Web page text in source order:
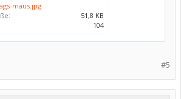
maus.jpg
51,8 KB
104
#5